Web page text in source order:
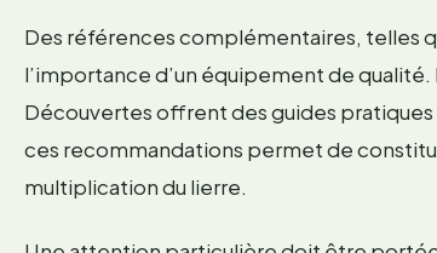
Des références complémentaires, telles
l’importance d’un équipement de
Découvertes offrent des guides
ces recommandations permet de
multiplication du lierre.